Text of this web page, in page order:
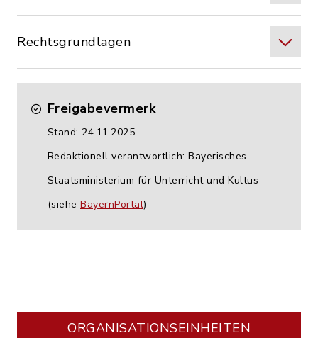
Rechtsgrundlagen
Freigabevermerk
Stand: 24.11.2025
Redaktionell verantwortlich: Bayerisches
Staatsministerium für Unterricht und Kultus
(siehe BayernPortal)
ORGANISATIONS­EINHEITEN